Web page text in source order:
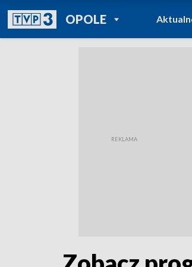
OPOLEPOWRÓT DO
TVP REGIONY